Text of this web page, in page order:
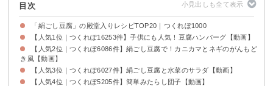
目次
「絹ごし豆腐」の殿堂入りレシピTOP20｜つくれぽ1000
【人気1位｜つくれぽ16253件】子供にも人気！豆腐ハンバーグ【動画】
【人気2位｜つくれぽ6086件】絹ごし豆腐で！カニカマとネギのがんもど
き風【動画】
【人気3位｜つくれぽ6027件】絹ごし豆腐と水菜のサラダ【動画】
【人気4位｜つくれぽ5205件】簡単みたらし団子【動画】